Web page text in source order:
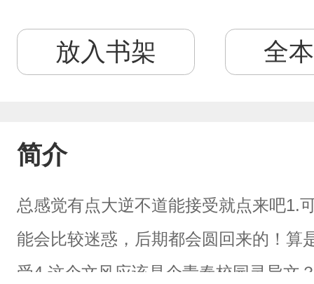
放入书架 全
简介
总感觉有点大逆不道能接受就点来吧1.
能会比较迷惑，后期都会圆回来的！算
受4.这个文风应该是个青春校园灵异文